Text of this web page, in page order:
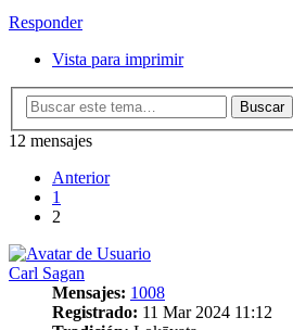
Responder
Vista para imprimir
Buscar
12 mensajes
Anterior
1
2
Carl Sagan
Mensajes: 1008
Registrado: 11 Mar 2024 11:12